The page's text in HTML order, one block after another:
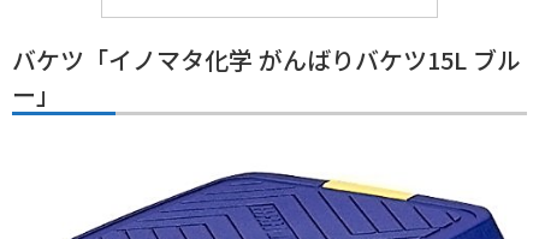
バケツ「イノマタ化学 がんばりバケツ15L ブル
ー」